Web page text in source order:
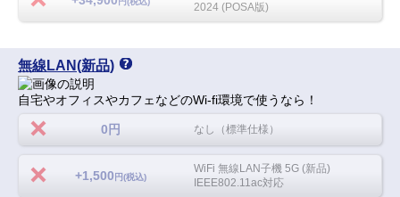
2024 (POSA版)
無線LAN(新品)
自宅やオフィスやカフェなどのWi-fi環境で使うなら！
0円 なし（標準仕様）
+1,500 円(税込)
WiFi 無線LAN子機 5G (新品)
IEEE802.11ac対応